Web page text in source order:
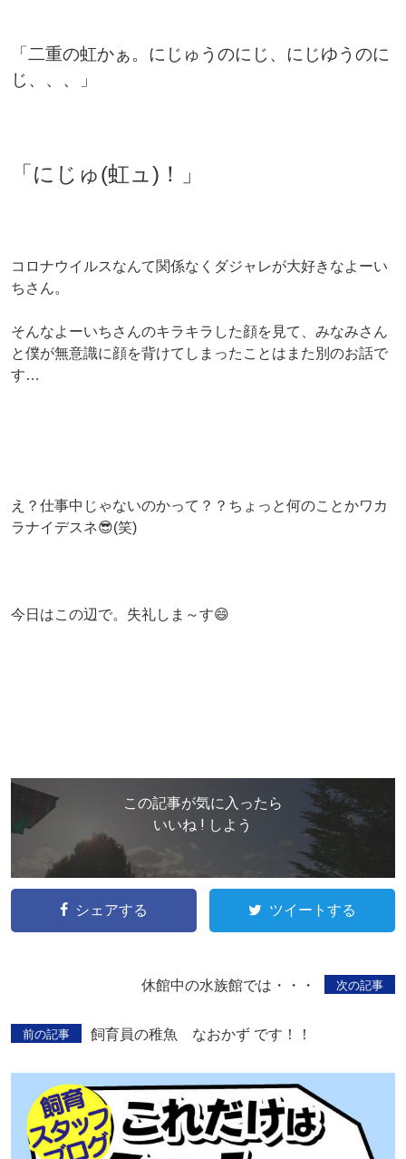
「二重の虹かぁ。にじゅうのにじ、にじゆうのに
じ、、、」
「にじゅ(虹ュ)！」
コロナウイルスなんて関係なくダジャレが大好きなよーい
ちさん。
そんなよーいちさんのキラキラした顔を見て、みなみさん
と僕が無意識に顔を背けてしまったことはまた別のお話で
す…
え？仕事中じゃないのかって？？ちょっと何のことかワカ
ラナイデスネ😎(笑)
今日はこの辺で。失礼しま～す😄
この記事が気に入ったら
いいね ! しよう
シェアする ツイートする
次の記事
休館中の水族館では・・・
前の記事 飼育員の稚魚 なおかず です！！